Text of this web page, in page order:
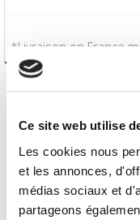
Ce site web utilise
Les cookies nous
et les annonces,
médias sociaux et
partageons
*Livraison en France
J'accepte
Poursuivre ma